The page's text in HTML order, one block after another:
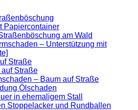
Papiercontainer
am Wald
– Unterstützung mit
Straße
Straße
– Baum auf Straße
Ölschaden
in ehemaligem Stall
Stoppelacker und Rundballen